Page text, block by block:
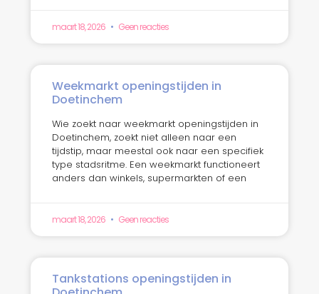
maart 18, 2026 Geen reacties
Weekmarkt openingstijden in
Doetinchem
Wie zoekt naar weekmarkt openingstijden in
Doetinchem, zoekt niet alleen naar een
tijdstip, maar meestal ook naar een specifiek
type stadsritme. Een weekmarkt functioneert
anders dan winkels, supermarkten of een
maart 18, 2026 Geen reacties
Tankstations openingstijden in